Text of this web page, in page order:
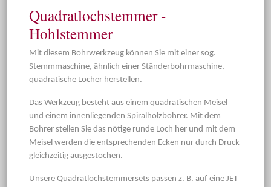
Quadratlochstemmer -
Hohlstemmer
Mit diesem Bohrwerkzeug können Sie mit einer sog.
Stemmmaschine, ähnlich einer Ständerbohrmaschine,
quadratische Löcher herstellen.
Das Werkzeug besteht aus einem quadratischen Meisel
und einem innenliegenden Spiralholzbohrer. Mit dem
Bohrer stellen Sie das nötige runde Loch her und mit dem
Meisel werden die entsprechenden Ecken nur durch Druck
gleichzeitig ausgestochen.
Unsere Quadratlochstemmersets passen z. B. auf eine JET